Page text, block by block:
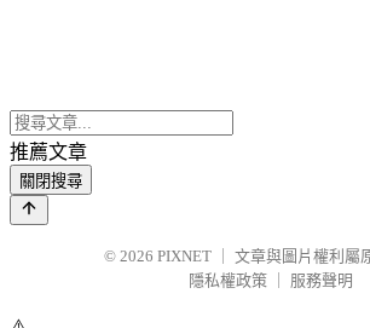
推薦文章
關閉搜尋
© 2026 PIXNET
文章與圖片權利屬
隱私權政策
服務聲明